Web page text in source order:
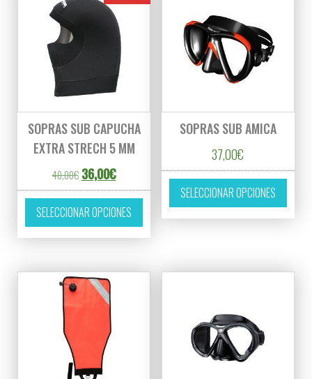
SOPRAS SUB CAPUCHA
EXTRA STRECH 5 MM
40,00€ El precio original era: 40,00€.
36,00€El precio actual es: 36,00€.
SELECCIONAR OPCIONES
Este producto tiene múltiples variantes.
SOPRAS SUB AMICA
37,00€
SELECCIONAR OPCIONES
Este